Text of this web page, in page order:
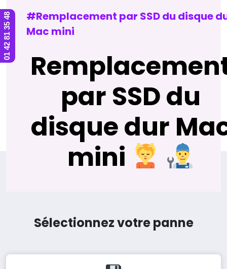
#Remplacement par SSD du disque
Mac mini
par SSD du
disque dur
mini
Sélectionnez votre panne
01 42 81 35 48